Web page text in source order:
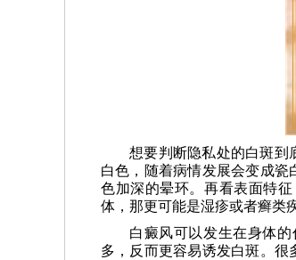
想要判断隐私处的白斑到
白色，随着病情发展会变成
色加深的晕环。再看表面特
体，那更可能是湿疹或者癣类
白癜风可以发生在身体
多，反而更容易诱发白斑。很